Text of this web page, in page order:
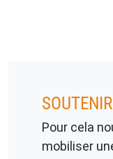
Pour cela
mobiliser